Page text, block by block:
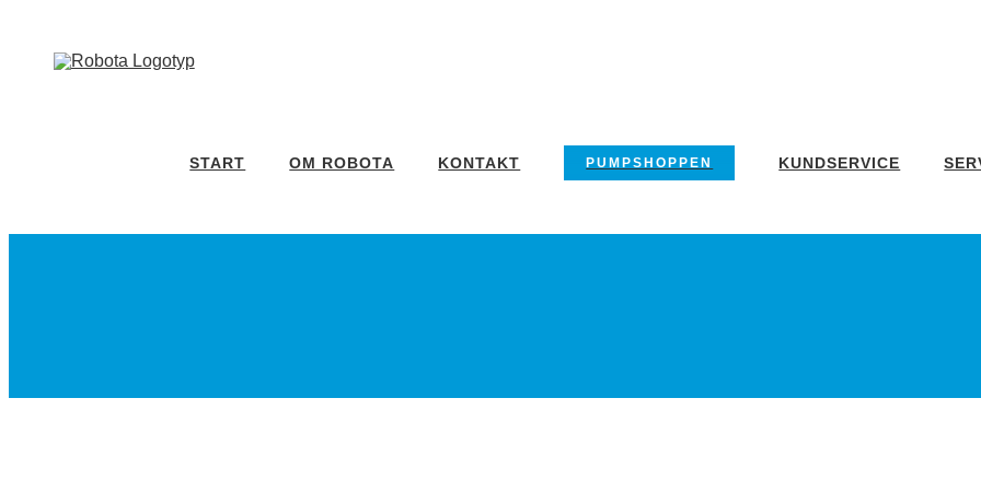
START OM ROBOTA KONTAKT PUMPSHOPPEN KUNDSERVICE